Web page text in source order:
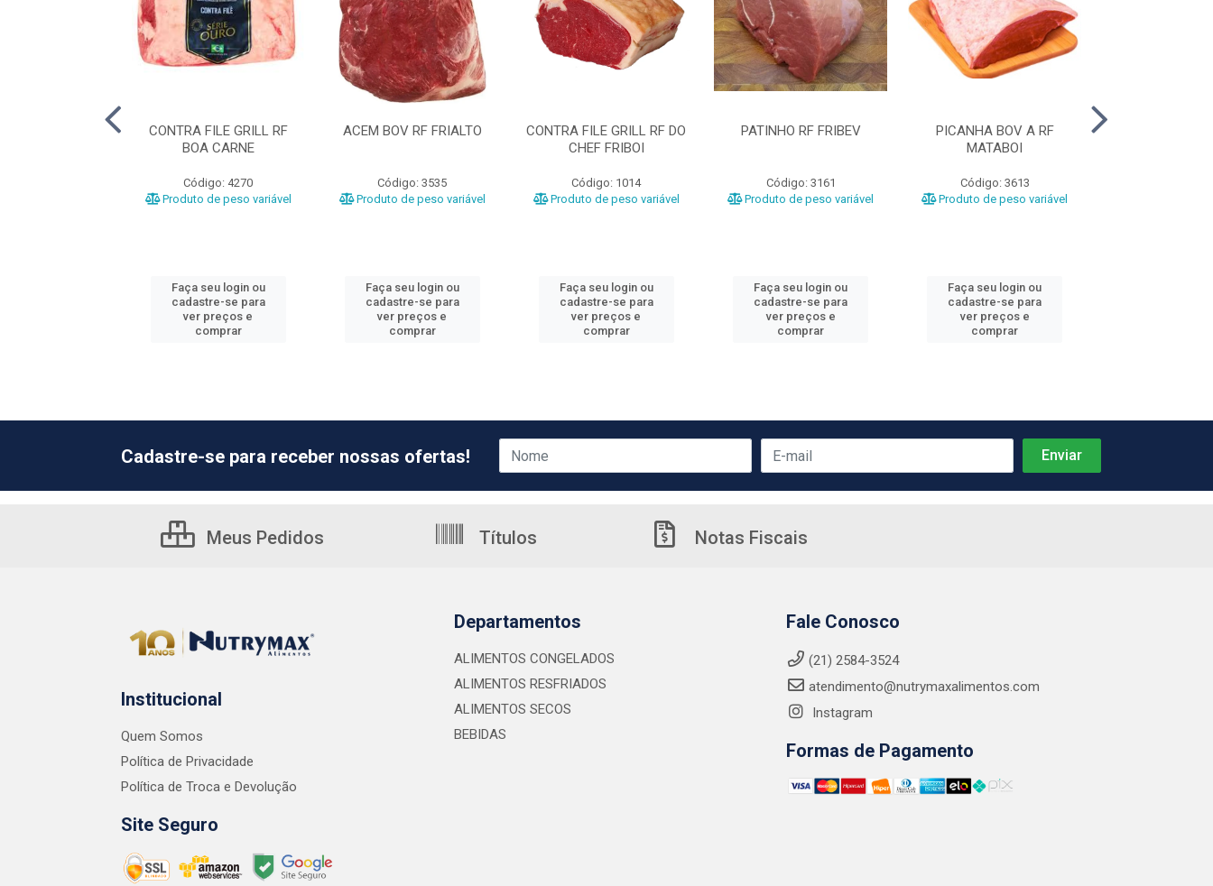
CONTRA FILE GRILL RF
BOA CARNE
Código: 4270
Produto de peso variável
Faça seu login ou
cadastre-se para
ver preços e
comprar
ACEM BOV RF FRIALTO
Código: 3535
Produto de peso variável
Faça seu login ou
cadastre-se para
ver preços e
comprar
CONTRA FILE GRILL RF DO
CHEF FRIBOI
Código: 1014
Produto de peso variável
Faça seu login ou
cadastre-se para
ver preços e
comprar
PATINHO RF FRIBEV
Código: 3161
Produto de peso variável
Faça seu login ou
cadastre-se para
ver preços e
comprar
PICANHA BOV A RF
MATABOI
Código: 3613
Produto de peso variável
Faça seu login ou
cadastre-se para
ver preços e
comprar
Cadastre-se para receber nossas ofertas!
Meus Pedidos Títulos Notas Fiscais
Institucional
Quem Somos
Política de Privacidade
Política de Troca e Devolução
Site Seguro
Departamentos
ALIMENTOS CONGELADOS
ALIMENTOS RESFRIADOS
ALIMENTOS SECOS
BEBIDAS
Fale Conosco
(21) 2584-3524
atendimento@nutrymaxalimentos.com
Instagram
Formas de Pagamento